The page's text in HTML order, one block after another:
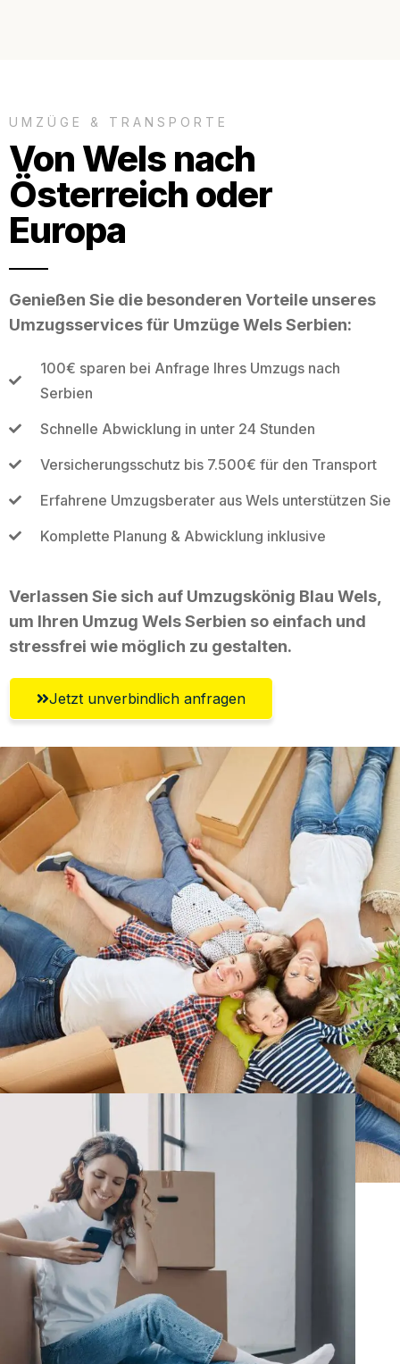
UMZÜGE & TRANSPORTE
Von Wels nach
Österreich oder
Europa
Genießen Sie die besonderen Vorteile unseres
Umzugsservices für Umzüge Wels Serbien:
100€ sparen bei Anfrage Ihres Umzugs nach
Serbien
Schnelle Abwicklung in unter 24 Stunden
Versicherungsschutz bis 7.500€ für den Transport
Erfahrene Umzugsberater aus Wels unterstützen Sie
Komplette Planung & Abwicklung inklusive
Verlassen Sie sich auf Umzugskönig Blau Wels,
um Ihren Umzug Wels Serbien so einfach und
stressfrei wie möglich zu gestalten.
Jetzt unverbindlich anfragen